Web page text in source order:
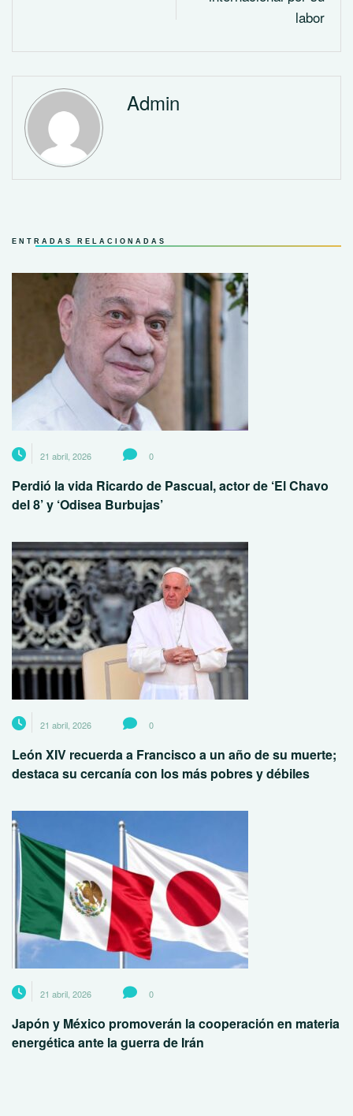
labor
Admin
ENTRADAS RELACIONADAS
21 abril, 2026 0
Perdió la vida Ricardo de Pascual, actor de ‘El Chavo
del 8’ y ‘Odisea Burbujas’
21 abril, 2026 0
León XIV recuerda a Francisco a un año de su muerte;
destaca su cercanía con los más pobres y débiles
21 abril, 2026 0
Japón y México promoverán la cooperación en materia
energética ante la guerra de Irán